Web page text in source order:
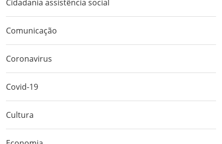
Cidadania assistência social
Comunicação
Coronavirus
Covid-19
Cultura